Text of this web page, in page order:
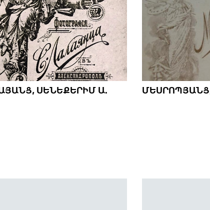
ՍԵՆԵՔԵՐԻՄ Ա.